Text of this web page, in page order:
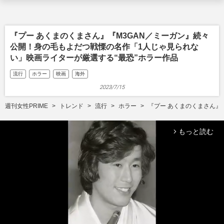
『プー あくまのくまさん』『M3GAN／ミーガン』続々
公開！身の毛もよだつ戦慄の名作「1人じゃ見られな
い」映画ライターが厳選する“最恐”ホラー作品
流行 ホラー 映画 海外
2023/7/15
週刊女性PRIME トレンド 流行 ホラー 『プー あくまのくまさん
arrow_forward_ios もっと読む